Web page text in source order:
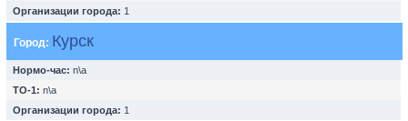
Организации города: 1
Город: Курск
Нормо-час: n\a
ТО-1: n\a
Организации города: 1